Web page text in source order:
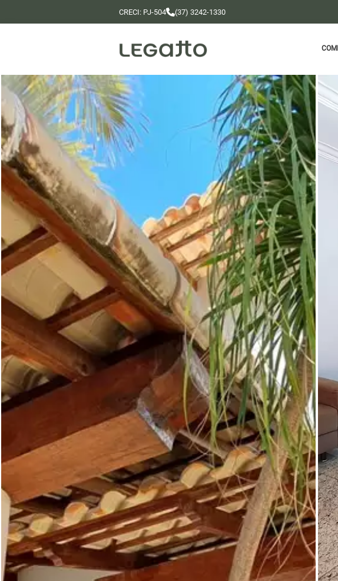
CRECI: PJ-504 (37) 3242-1330